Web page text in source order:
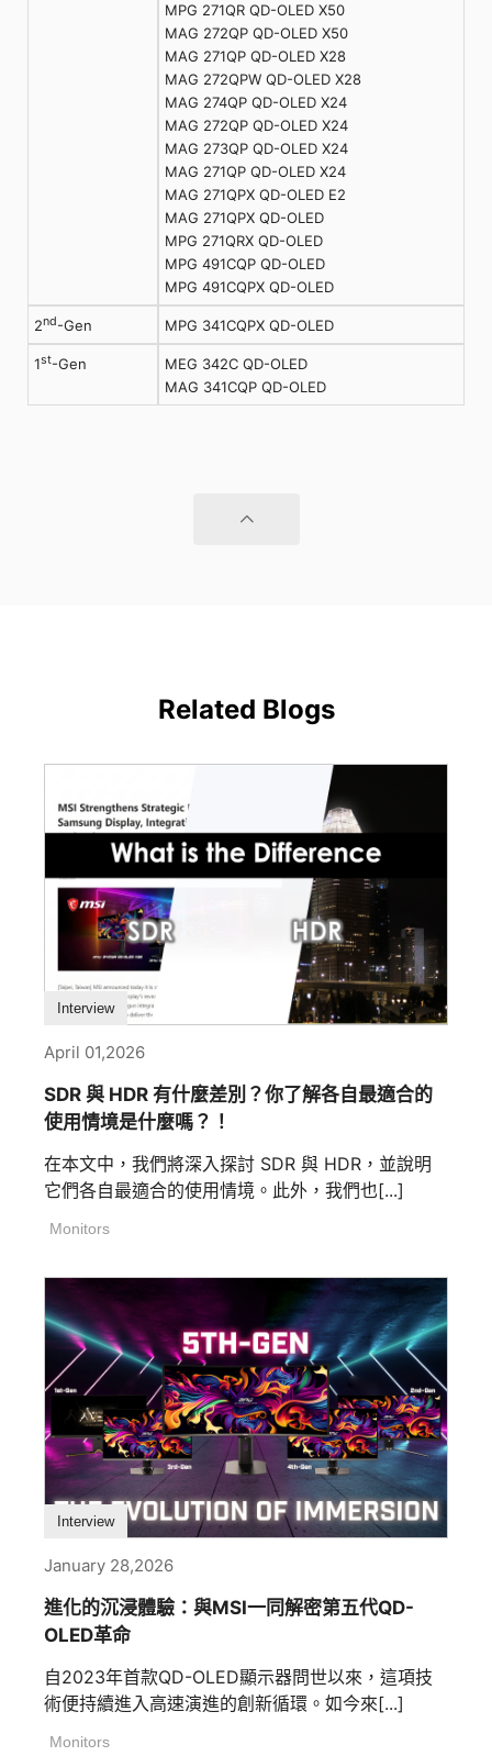
MPG 271QR QD-OLED X50
MAG 272QP QD-OLED X50
MAG 271QP QD-OLED X28
MAG 272QPW QD-OLED X28
MAG 274QP QD-OLED X24
MAG 272QP QD-OLED X24
MAG 273QP QD-OLED X24
MAG 271QP QD-OLED X24
MAG 271QPX QD-OLED E2
MAG 271QPX QD-OLED
MPG 271QRX QD-OLED
MPG 491CQP QD-OLED
MPG 491CQPX QD-OLED
2nd -Gen MPG 341CQPX QD-OLED
1st-Gen
MEG 342C QD-OLED
MAG 341CQP QD-OLED
Related Blogs
Interview
April 01,2026
SDR 與 HDR 有什麼差別？你了解各自最適合的
使用情境是什麼嗎？！
在本文中，我們將深入探討 SDR 與 HDR，並說明
它們各自最適合的使用情境。此外，我們也[...]
Monitors
Interview
January 28,2026
進化的沉浸體驗：與MSI一同解密第五代QD-
OLED革命
自2023年首款QD-OLED顯示器問世以來，這項技
術便持續進入高速演進的創新循環。如今來[...]
Monitors